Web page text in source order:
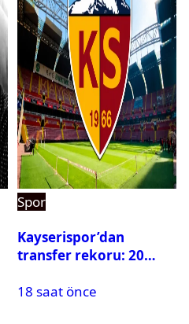
Spor
Kayserispor’dan
transfer rekoru: 20
18 saat önce